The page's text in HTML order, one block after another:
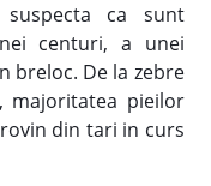
ca sunt
centuri, a unei
breloc. De la zebre
majoritatea pieilor
din tari in curs